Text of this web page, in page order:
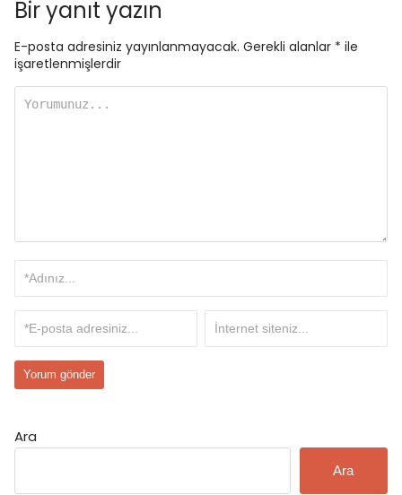
Bir yanıt yazın
E-posta adresiniz yayınlanmayacak. Gerekli alanlar * ile
işaretlenmişlerdir
Ara
Ara